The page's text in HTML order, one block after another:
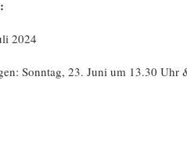
2024
Sonntag, 23. Juni um 13.30